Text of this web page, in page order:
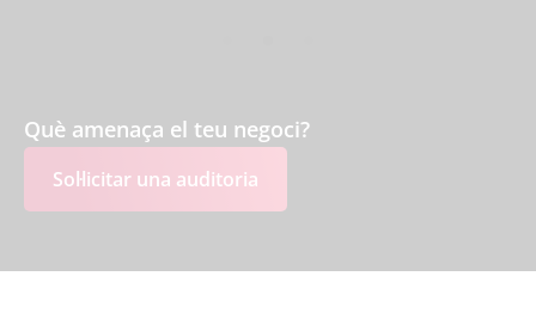
Què amenaça el teu negoci?
Sol·licitar una auditoria